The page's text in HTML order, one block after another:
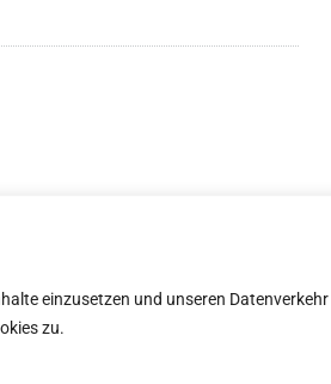
einzusetzen und unseren Datenverkehr
zu.